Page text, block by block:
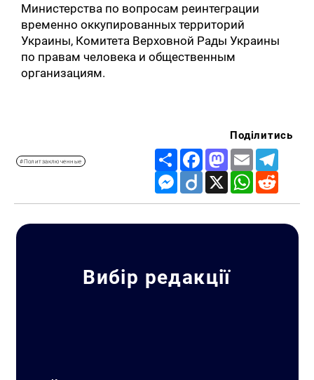
Министерства по вопросам реинтеграции
временно оккупированных территорий
Украины, Комитета Верховной Рады Украины
по правам человека и общественным
организациям.
#Политзаключенные
Поділитись
Share FacebookMastodon
Email
Messenger
Diigo X WhatsApp
Вибір редакції